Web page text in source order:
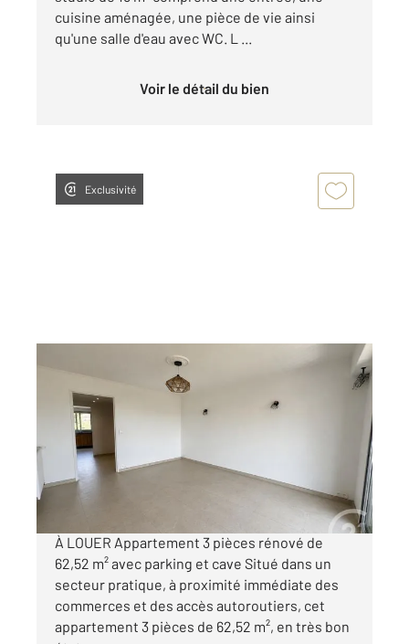
cuisine aménagée, une pièce de vie ainsi
qu'une salle d'eau avec WC. L ...
Voir le détail du bien
Exclusivité
, 3 pièces
Ref : 2036
Appartement F3 à louer
1 400 €
par mois charges comprises
À LOUER Appartement 3 pièces rénové de
62,52 m² avec parking et cave Situé dans un
secteur pratique, à proximité immédiate des
commerces et des accès autoroutiers, cet
appartement 3 pièces de 62,52 m², en très bon